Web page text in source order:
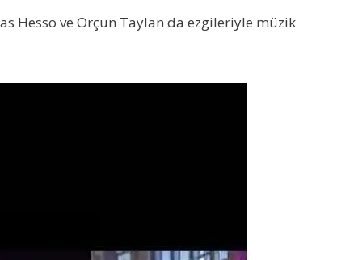
Hesso ve Orçun Taylan da ezgileriyle müzik